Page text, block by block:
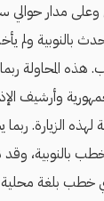
مدار حوالي
بالنوبية ولم
المحاولة
وأرشيف
الزيارة.
بالنوبية، وقد
خطب بلغة